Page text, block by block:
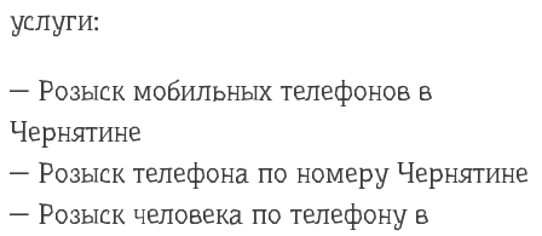
услуги:
— Розыск мобильных телефонов в
Чернятине
— Розыск телефона по номеру Чернятине
— Розыск человека по телефону в